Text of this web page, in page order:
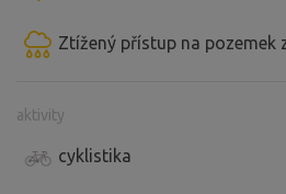
Ztížený přístup na pozemek
aktivity
cyklistika